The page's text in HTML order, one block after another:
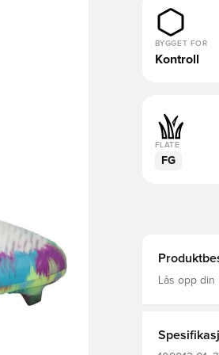
BYGGET FOR
Kontroll
FLATE
FG
Lås opp
teknologi
som